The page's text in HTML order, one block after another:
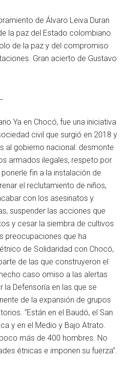
de Álvaro Leiva Duran
la paz del Estado colombiano.
de la paz y del compromiso
Gran acierto de Gustavo
Ya en Chocó, fue una iniciativa
civil que surgió en 2018 y
al gobierno nacional: desmonte
armados ilegales, respeto por
fin a la instalación de
el reclutamiento de niños,
con los asesinatos y
suspender las acciones que
y cesar la siembra de cultivos
preocupaciones que ha
de Solidaridad con Chocó,
de las que construyeron el
caso omiso a las alertas
Defensoría en las que se
de la expansión de grupos
“Están en el Baudó, el San
y en el Medio y Bajo Atrato.
más de 400 hombres. No
étnicas e imponen su fuerza”.